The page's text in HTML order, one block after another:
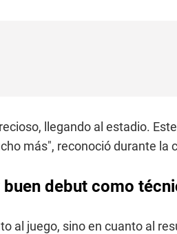
llegando al estadio.
más", reconoció durante la
debut como
al juego, sino en cuanto al